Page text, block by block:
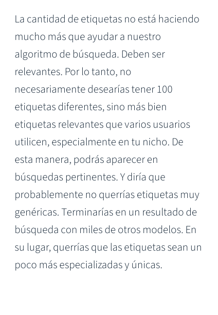
La cantidad de etiquetas no está haciendo
mucho más que ayudar a nuestro
algoritmo de búsqueda. Deben ser
relevantes. Por lo tanto, no
necesariamente desearías tener 100
etiquetas diferentes, sino más bien
etiquetas relevantes que varios usuarios
utilicen, especialmente en tu nicho. De
esta manera, podrás aparecer en
búsquedas pertinentes. Y diría que
probablemente no querrías etiquetas muy
genéricas. Terminarías en un resultado de
búsqueda con miles de otros modelos. En
su lugar, querrías que las etiquetas sean un
poco más especializadas y únicas.